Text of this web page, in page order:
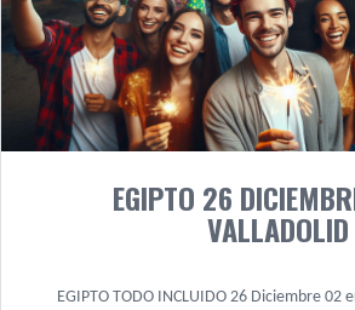
EGIPTO 26
VALLADOLID
EGIPTO TODO INCLUIDO 26 Diciembre 02